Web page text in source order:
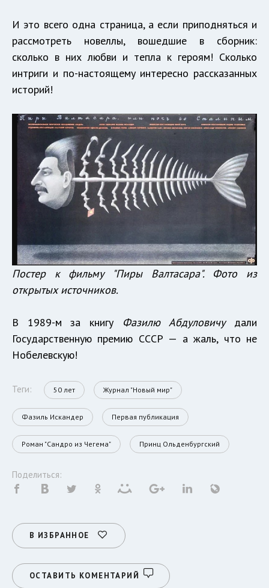
И это всего одна страница, а если приподняться и
рассмотреть новеллы, вошедшие в сборник:
сколько в них любви и тепла к героям! Сколько
интриги и по-настоящему интересно рассказанных
историй!
Постер к фильму "Пиры Валтасара". Фото из
открытых источников.
В 1989-м за книгу Фазилю Абдуловичудали
Государственную премию СССР — а жаль, что не
Нобелевскую!
Теги: 50 лет Журнал "Новый мир"
Фазиль Искандер Первая публикация
Роман "Сандро из Чегема" Принц Ольденбургский
Поделиться:
В ИЗБРАННОЕ
ОСТАВИТЬ КОМЕНТАРИЙ